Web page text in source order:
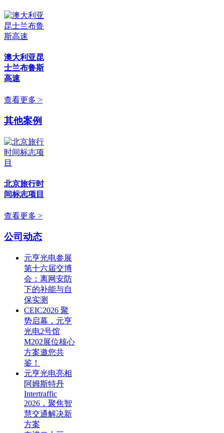
澳大利亚昆
士兰布鲁斯
高速
查看更多 >
其他案例
北京旅行时
间标志项目
查看更多 >
公司动态
元亨光电参展
第十六届交博
会：离网安防
下的补能与自
保实测
CEIC2026 聚
势启幕，元亨
光电2号馆
M202展位核心
方案邀您共
鉴！
元亨光电亮相
阿姆斯特丹
Intertraffic
2026，聚焦智
慧交通解决新
方案